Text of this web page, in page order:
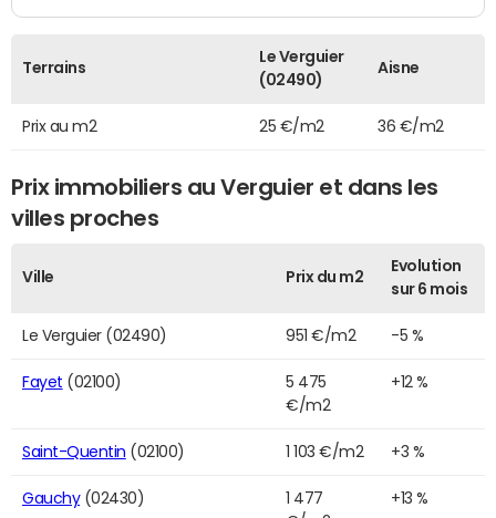
Terrains
Le Verguier
(02490)
Aisne
Prix au m2 25 €/m2 36 €/m2
Prix immobiliers au Verguier et dans les
villes proches
Ville Prix du m2
Evolution
sur 6 mois
Le Verguier (02490) 951 €/m2 -5 %
Fayet (02100)
5 475
€/m2
+12 %
Saint-Quentin (02100) 1 103 €/m2 +3 %
Gauchy(02430)
1 477
+13 %